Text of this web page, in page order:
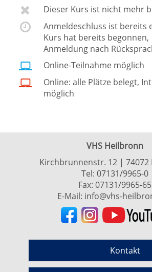
Dieser Kurs ist nicht mehr
Anmeldeschluss ist bereits
Kurs hat bereits begonnen,
Anmeldung nach
Online-Teilnahme möglich
Online: alle Plätze belegt,
möglich
VHS Heilbronn
Kirchbrunnenstr. 12 | 74072
Tel: 07131/9965-0
Fax: 07131/9965-65
E-Mail: info@vhs-
Kontakt